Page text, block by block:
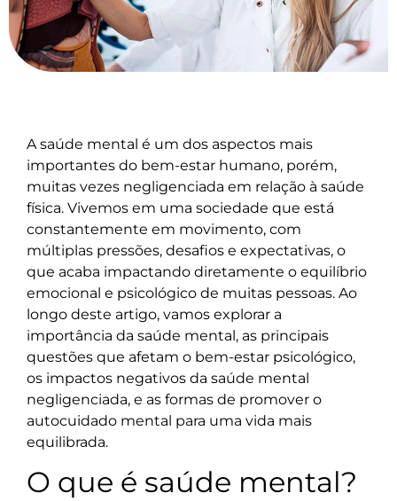
A saúde mental é um dos aspectos mais
importantes do bem-estar humano, porém,
muitas vezes negligenciada em relação à saúde
física. Vivemos em uma sociedade que está
constantemente em movimento, com
múltiplas pressões, desafios e expectativas, o
que acaba impactando diretamente o equilíbrio
emocional e psicológico de muitas pessoas. Ao
longo deste artigo, vamos explorar a
importância da saúde mental, as principais
questões que afetam o bem-estar psicológico,
os impactos negativos da saúde mental
negligenciada, e as formas de promover o
autocuidado mental para uma vida mais
equilibrada.
O que é saúde mental?